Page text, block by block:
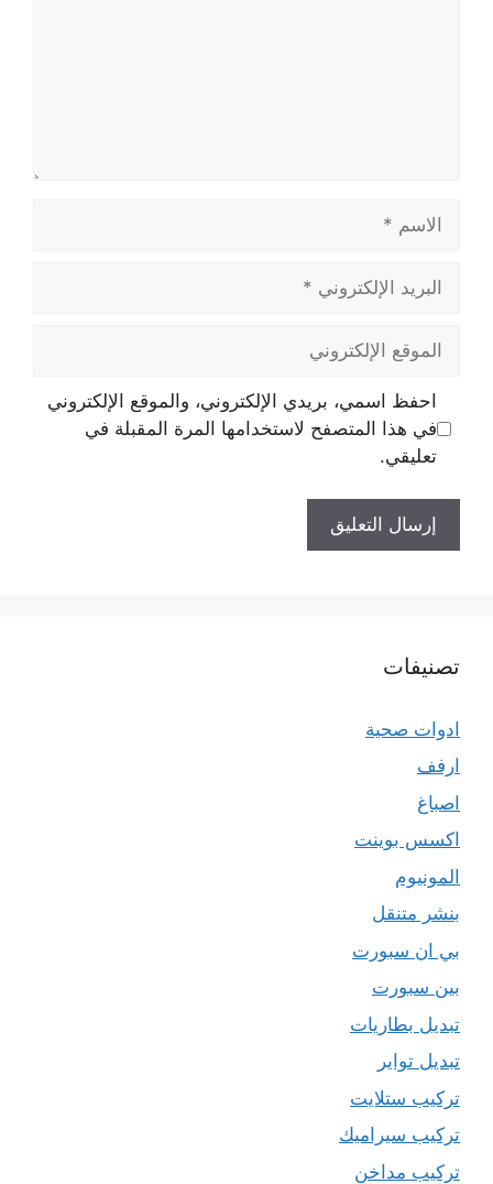
الاسم
البريد
الإلكتروني
الموقع
الإلكتروني
احفظ اسمي، بريدي الإلكتروني، والموقع الإلكتروني
في هذا المتصفح لاستخدامها المرة المقبلة في
تعليقي.
تصنيفات
ادوات صحية
ارفف
اصباغ
اكسس بوينت
المونيوم
بنشر متنقل
بي ان سبورت
بين سبورت
تبديل بطاريات
تبديل تواير
تركيب ستلايت
تركيب سيراميك
تركيب مداخن